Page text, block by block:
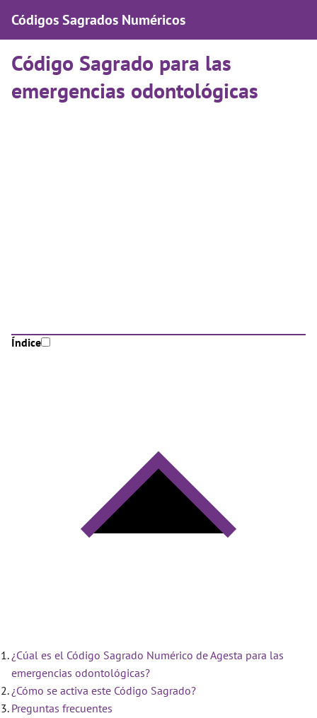
Códigos Sagrados Numéricos
Código Sagrado para las
emergencias odontológicas
Índice
¿Cúal es el Código Sagrado Numérico de Agesta para las
emergencias odontológicas?
¿Cómo se activa este Código Sagrado?
Preguntas frecuentes